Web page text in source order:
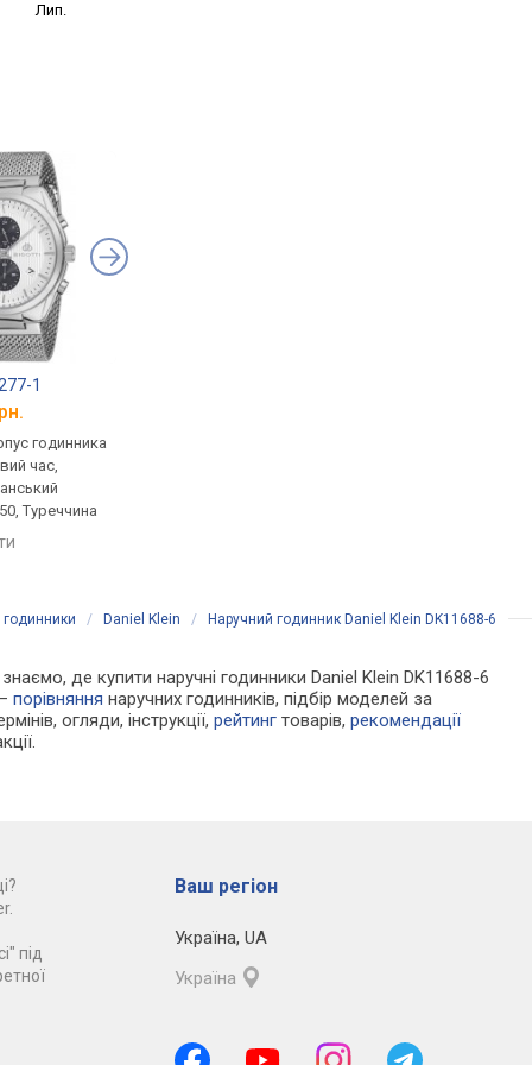
Лип.
1
годинника
час,
Туреччина
годинники / Daniel Klein / Наручний годинник Daniel Klein DK11688-6
де купити наручні годинники Daniel Klein DK11688-6
—порівняння наручних годинників, підбір моделей за
огляди, інструкції,рейтинг товарів,рекомендації
під
Ваш регіон
Україна, UA
Україна